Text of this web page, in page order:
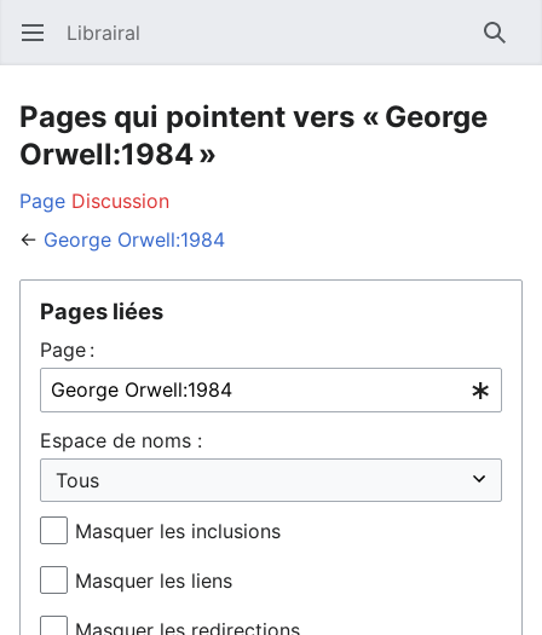
Ouvrir le menu principal Librairal
Pages qui pointent vers « George
Orwell:1984 »
Page Discussion
← George Orwell:1984
Pages liées
Page :
Espace de noms :
Masquer les inclusions
Masquer les liens